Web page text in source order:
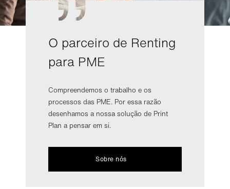
O parceiro de Renting
para PME
Compreendemos o trabalho e os
processos das PME. Por essa razão
desenhamos a nossa solução de Print
Plan a pensar em si.
Sobre nós